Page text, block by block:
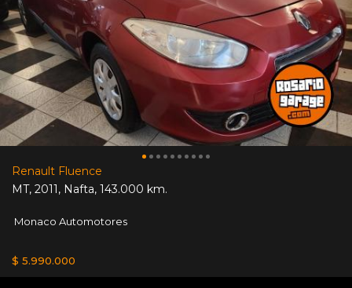
Renault Fluence
MT, 2011, Nafta, 143.000 km.
Monaco Automotores
$ 5.990.000